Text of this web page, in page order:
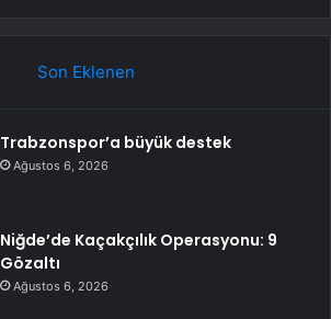
Son Eklenen
Trabzonspor’a büyük destek
Ağustos 6, 2026
Niğde’de Kaçakçılık Operasyonu: 9
Gözaltı
Ağustos 6, 2026